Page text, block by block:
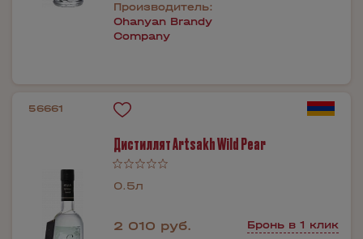
Производитель:
Ohanyan Brandy
Company
56661
Дистиллят Artsakh Wild Pear
0.5л
2 010 руб. Бронь в 1 клик